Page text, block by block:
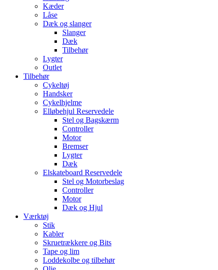
Kæder
Låse
Dæk og slanger
Slanger
Dæk
Tilbehør
Lygter
Outlet
Tilbehør
Cykeltøj
Handsker
Cykelhjelme
Elløbehjul Reservedele
Stel og Bagskærm
Controller
Motor
Bremser
Lygter
Dæk
Elskateboard Reservedele
Stel og Motorbeslag
Controller
Motor
Dæk og Hjul
Værktøj
Stik
Kabler
Skruetrækkere og Bits
Tape og lim
Loddekolbe og tilbehør